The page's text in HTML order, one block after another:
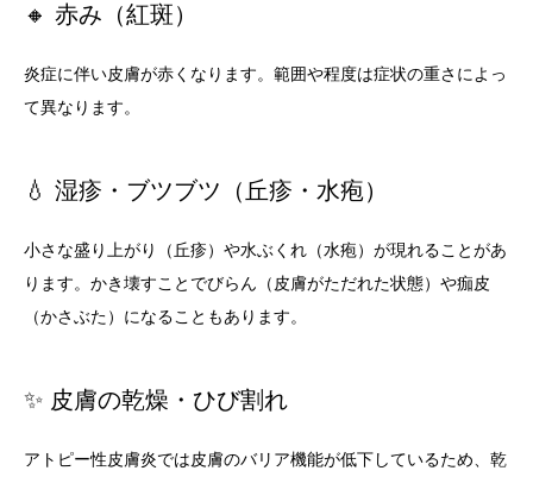
🔸 赤み（紅斑）
炎症に伴い皮膚が赤くなります。範囲や程度は症状の重さによっ
て異なります。
💧 湿疹・ブツブツ（丘疹・水疱）
小さな盛り上がり（丘疹）や水ぶくれ（水疱）が現れることがあ
ります。かき壊すことでびらん（皮膚がただれた状態）や痂皮
（かさぶた）になることもあります。
✨ 皮膚の乾燥・ひび割れ
アトピー性皮膚炎では皮膚のバリア機能が低下しているため、乾